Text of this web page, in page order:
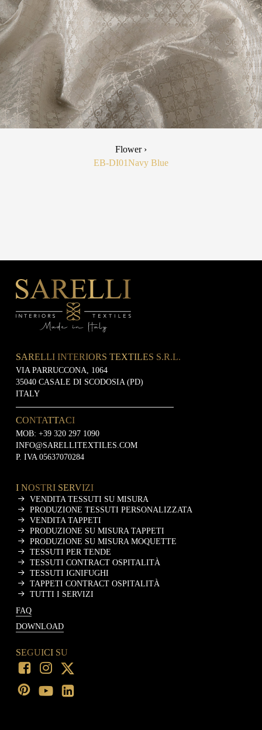
Flower ›
EB-DI01Navy Blue
SARELLI INTERIORS TEXTILES S.R.L.
VIA PARRUCCONA, 1064
35040 CASALE DI SCODOSIA (PD)
ITALY
CONTATTACI
MOB: +39 320 297 1090
INFO@SARELLITEXTILES.COM
P. IVA 05637070284
I NOSTRI SERVIZI
VENDITA TESSUTI SU MISURA
PRODUZIONE TESSUTI PERSONALIZZATA
VENDITA TAPPETI
PRODUZIONE SU MISURA TAPPETI
PRODUZIONE SU MISURA MOQUETTE
TESSUTI PER TENDE
TESSUTI CONTRACT OSPITALITÀ
TESSUTI IGNIFUGHI
TAPPETI CONTRACT OSPITALITÀ
TUTTI I SERVIZI
FAQ
DOWNLOAD
SEGUICI SU